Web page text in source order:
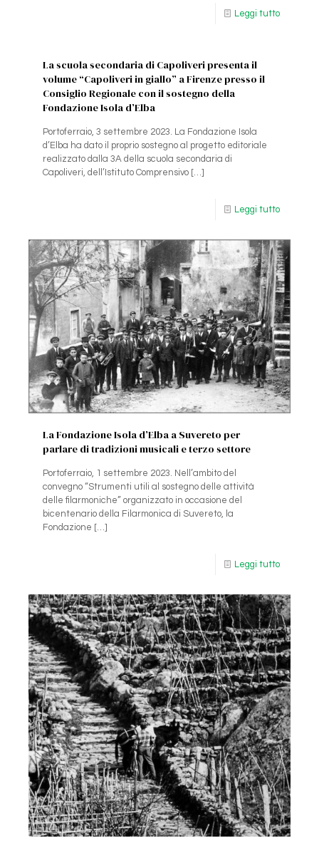
Leggi tutto
La scuola secondaria di Capoliveri presenta il
volume “Capoliveri in giallo” a Firenze presso il
Consiglio Regionale con il sostegno della
Fondazione Isola d’Elba
Portoferraio, 3 settembre 2023. La Fondazione Isola
d’Elba ha dato il proprio sostegno al progetto editoriale
realizzato dalla 3A della scuola secondaria di
Capoliveri, dell’Istituto Comprensivo […]
Leggi tutto
La Fondazione Isola d’Elba a Suvereto per
parlare di tradizioni musicali e terzo settore
Portoferraio, 1 settembre 2023. Nell’ambito del
convegno “Strumenti utili al sostegno delle attività
delle filarmoniche” organizzato in occasione del
bicentenario della Filarmonica di Suvereto, la
Fondazione […]
Leggi tutto